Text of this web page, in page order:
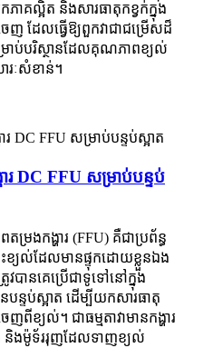
ភាគល្អិត និងសារធាតុកខ្វក់ក្នុង
ញ ដែលធ្វើឱ្យពួកវាជាជម្រើសដ៏
ាប់បរិស្ថានដែលគុណភាពខ្យល់
រៈសំខាន់។
ារ DC FFU សម្រាប់បន្ទប់
ពតម្រងកង្ហារ (FFU) គឺជាប្រព័ន្ធ
ខ្យល់ដែលមានផ្ទុកដោយខ្លួនឯង
វបានគេប្រើជាទូទៅនៅក្នុង
នបន្ទប់ស្អាត ដើម្បីយកសារធាតុ
េញពីខ្យល់។ ជាធម្មតាវាមានកង្ហារ
និងម៉ូទ័ររុញដែលទាញខ្យល់